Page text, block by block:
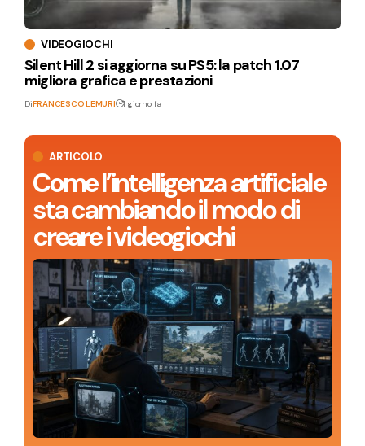
ARTICOLO
Come l’intelligenza artificiale
sta cambiando il modo di
creare i videogiochi
VIDEOGIOCHI
Silent Hill 2 si aggiorna su PS5: la patch 1.07
migliora grafica e prestazioni
DiFRANCESCO LEMURI 1 giorno fa